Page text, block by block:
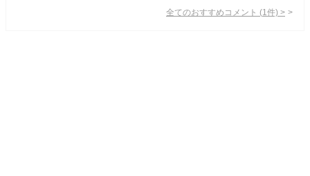
全てのおすすめコメント (1 件) >